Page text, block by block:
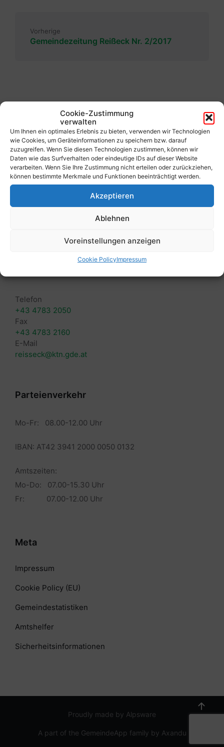
Cookie-Zustimmung
verwalten
Um Ihnen ein optimales Erlebnis zu bieten, verwenden wir Technologien
wie Cookies, um Geräteinformationen zu speichern bzw. darauf
zuzugreifen. Wenn Sie diesen Technologien zustimmen, können wir
Daten wie das Surfverhalten oder eindeutige IDs auf dieser Website
verarbeiten. Wenn Sie Ihre Zustimmung nicht erteilen oder zurückziehen,
können bestimmte Merkmale und Funktionen beeinträchtigt werden.
Akzeptieren
Ablehnen
Voreinstellungen anzeigen
Cookie PolicyImpressum
Vorherige
Gemeindezeitung Reißeck Nr. 2/2017
Adresse
Gemeinde Reißeck
9815 Kolbnitz / Kärnten
Telefon
+43 4783 2050
Fax
+43 4783 2160
E-Mail
reisseck@ktn.gde.at
Parteienverkehr
Mo-Fr: 08.00-12.00 Uhr
IBAN: AT42 3941 2000 0050 0132
Amtszeiten:
Mo-Do: 07.00-15.30 Uhr
Fr: 07.00-12.00 Uhr
Meta
Impressum
Cookie Policy (EU)
Gemeindestatistiken
Amtshelfer
Sicherheitsinformationen
Proudly made by Alpsware
A part of the GemeindeApp family by Axandu